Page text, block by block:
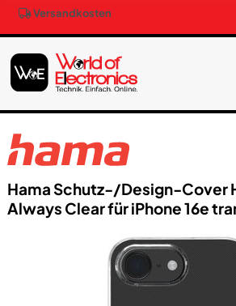
Versandkosten
Hama Schutz-/​Design-Cover
Always Clear für iPhone 16e